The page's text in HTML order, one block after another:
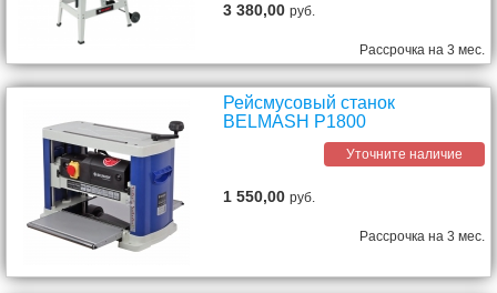
3 380,00руб.
Рассрочка на 3 мес.
Рейсмусовый станок
BELMASH P1800
Уточните наличие
1 550,00руб.
Рассрочка на 3 мес.